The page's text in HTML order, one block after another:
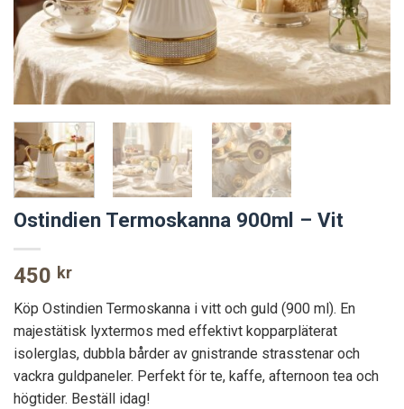
Ostindien Termoskanna 900ml – Vit
450 kr
Köp Ostindien Termoskanna i vitt och guld (900 ml). En
majestätisk lyxtermos med effektivt kopparpläterat
isolerglas, dubbla bårder av gnistrande strasstenar och
vackra guldpaneler. Perfekt för te, kaffe, afternoon tea och
högtider. Beställ idag!